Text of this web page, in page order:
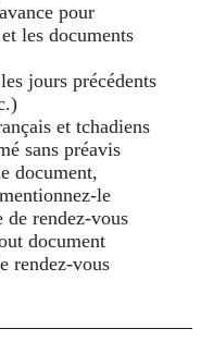
pour
les documents
jours précédents
et tchadiens
sans préavis
document,
le
rendez-vous
document
rendez-vous